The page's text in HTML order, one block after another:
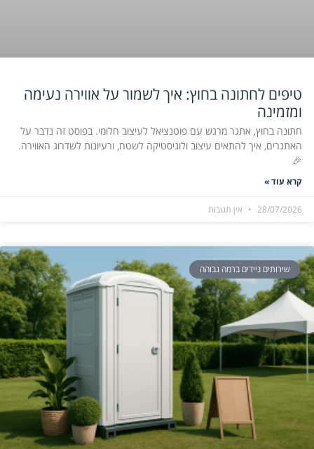
טיפים לחתונה בחוץ: איך לשמור על אווירה נעימה
ומזמינה
חתונה בחוץ, אתגר מרגש עם פוטנציאל לעיצוב חלומי. בפוסט זה נדבר על
האתגרים, איך להתאים עיצוב ולוגיסטיקה לשטח, ורעיונות לשדרוג האווירה.
🎉
קרא עוד »
28/07/2026 אין תגובות
שירותים ניידים ברמה גבוהה